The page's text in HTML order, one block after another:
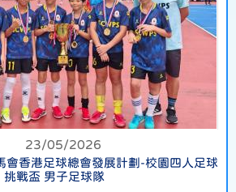
23/05/2026
會香港足球總會發展計劃-校園四人足球
挑戰盃 男子足球隊